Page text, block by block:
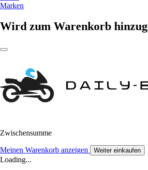
Marken
Wird zum Warenkorb
Zwischensumme
Meinen Warenkorb anzeigen Weiter einkaufen
Loading...